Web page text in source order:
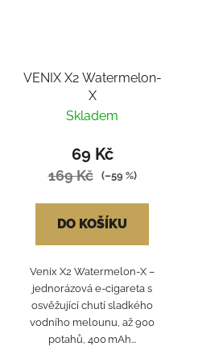
VENIX X2 Watermelon-
X
Skladem
69 Kč
169 Kč (–59 %)
DO KOŠÍKU
Venix X2 Watermelon‑X –
jednorázová e‑cigareta s
osvěžující chutí sladkého
vodního melounu, až 900
potahů, 400 mAh...